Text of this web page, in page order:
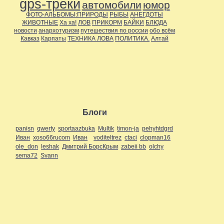
gps-треки автомобили юмор
ФОТО-АЛЬБОМЫ:ПРИРОДЫ РЫБЫ АНЕГДОТЫ
ЖИВОТНЫЕ Ха ха! ЛОВ ПРИКОРМ БАЙКИ БЛЮДА
новости анархотуризм путешествия по россии обо всём
Кавказ Карпаты ТЕХНИКА ЛОВА ПОЛИТИКА. Алтай
Блоги
panisn qwerty sportaazbuka Multik timon-ja pehyhtdgrd
Иван xoso66rucom Иван voditeltrez ctaci clopman16
ole_don leshak Дмитрий БорсКрым zabeii bb olchy
sema72 Svann